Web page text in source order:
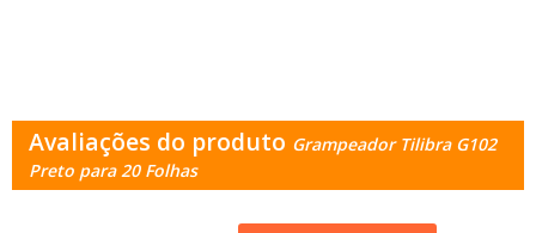
Avaliações do produto Grampeador Tilibra G102
Preto para 20 Folhas